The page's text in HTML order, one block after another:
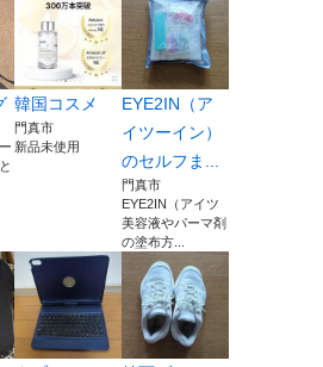
韓国コスメ
門真市
新品未使用
EYE2IN（ア
イツーイン）
のセルフま...
門真市
EYE2IN（アイツ
美容液やパーマ剤
の塗布方...